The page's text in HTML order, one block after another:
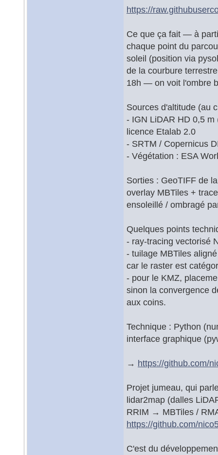
https://
Ce que ça fait — à
chaque point du
soleil (position via
de la courbure
18h — on voit l'ombre
Sources d'altitude (au
- IGN LiDAR HD 0,5
licence Etalab 2.0
- SRTM / Copernicus
- Végétation : ESA
Sorties : GeoTIFF de
overlay MBTiles +
ensoleillé / ombragé
Quelques points
- ray-tracing vectorisé
- tuilage MBTiles
car le raster est
- pour le KMZ,
sinon la convergence
aux coins.
Technique : Python
interface graphique
→ https://github.com/
Projet jumeau, qui
lidar2map (dalles
RRIM → MBTiles /
https://github.com/
C'est du